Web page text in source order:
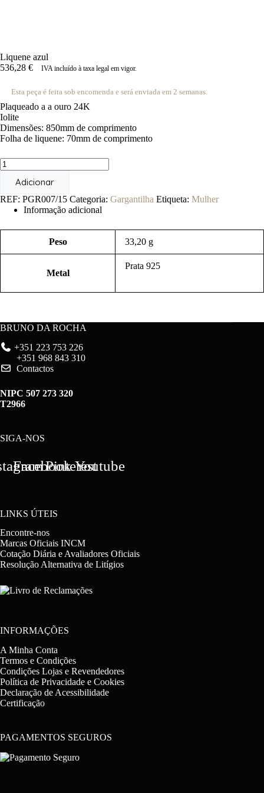
Liquene azul
536,28 € IVA incluído à taxa legal em vigor.
Esta peça é feita sob encomenda e será enviada em 2 semanas.
Plaqueado a a ouro 24K
Iolite
Dimensões: 850mm de comprimento
Folha de liquene: 70mm de comprimento
Quantidade
de
LiqueneAdicionar
REF: PGR007/15 Categoria: Gargantilha Etiqueta: Mulher
Informação adicional
Peso 33,20 g
Metal
Prata 925
BRUNO DA ROCHA
+351 223 753 226
+351 968 843 310
Contactos
NIPC 507 273 320
T2966
SIGA-NOS
FacebookPinterestYoutube
LINKS ÚTEIS
Encontre-nos
Marcas Oficiais INCM
Cotação Diária e Avaliadores Oficiais
Resolução Alternativa de Litígios
INFORMAÇÕES
A Minha Conta
Termos e Condições
Condições Lojas e Revendedores
Política de Privacidade e Cookies
Declaração de Acessibilidade
Certificação
PAGAMENTOS SEGUROS